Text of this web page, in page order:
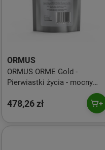
ORMUS
ORMUS ORME Gold -
Pierwiastki życia - mocny
478,26 zł